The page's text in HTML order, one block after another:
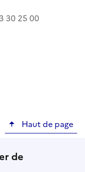
30 25 00
Haut de page
de